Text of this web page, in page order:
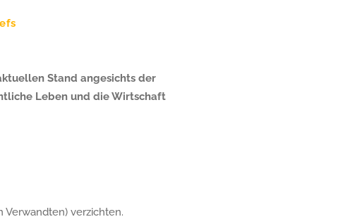
Stand angesichts der
Leben und die Wirtschaft
Verwandten) verzichten.